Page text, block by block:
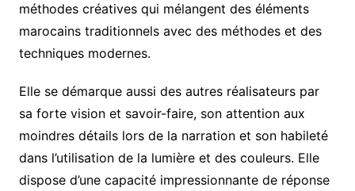
méthodes créatives qui mélangent des éléments
marocains traditionnels avec des méthodes et des
techniques modernes.
Elle se démarque aussi des autres réalisateurs par
sa forte vision et savoir-faire, son attention aux
moindres détails lors de la narration et son habileté
dans l’utilisation de la lumière et des couleurs. Elle
dispose d’une capacité impressionnante de réponse